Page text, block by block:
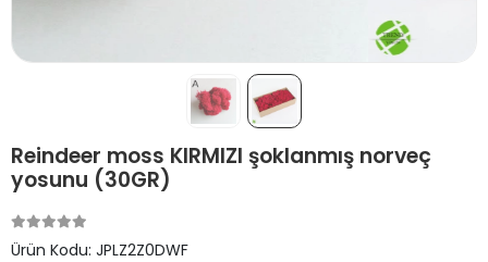
Reindeer moss KIRMIZI şoklanmış norveç
yosunu (30GR)
Ürün Kodu: JPLZ2Z0DWF